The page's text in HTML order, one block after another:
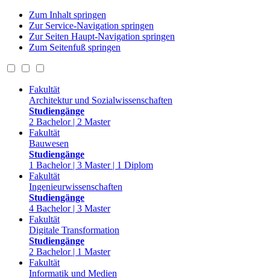
Zum Inhalt springen
Zur Service-Navigation springen
Zur Seiten Haupt-Navigation springen
Zum Seitenfuß springen
Fakultät
Architektur und Sozialwissenschaften
Studiengänge
2 Bachelor | 2 Master
Fakultät
Bauwesen
Studiengänge
1 Bachelor | 3 Master | 1 Diplom
Fakultät
Ingenieurwissenschaften
Studiengänge
4 Bachelor | 3 Master
Fakultät
Digitale Transformation
Studiengänge
2 Bachelor | 1 Master
Fakultät
Informatik und Medien